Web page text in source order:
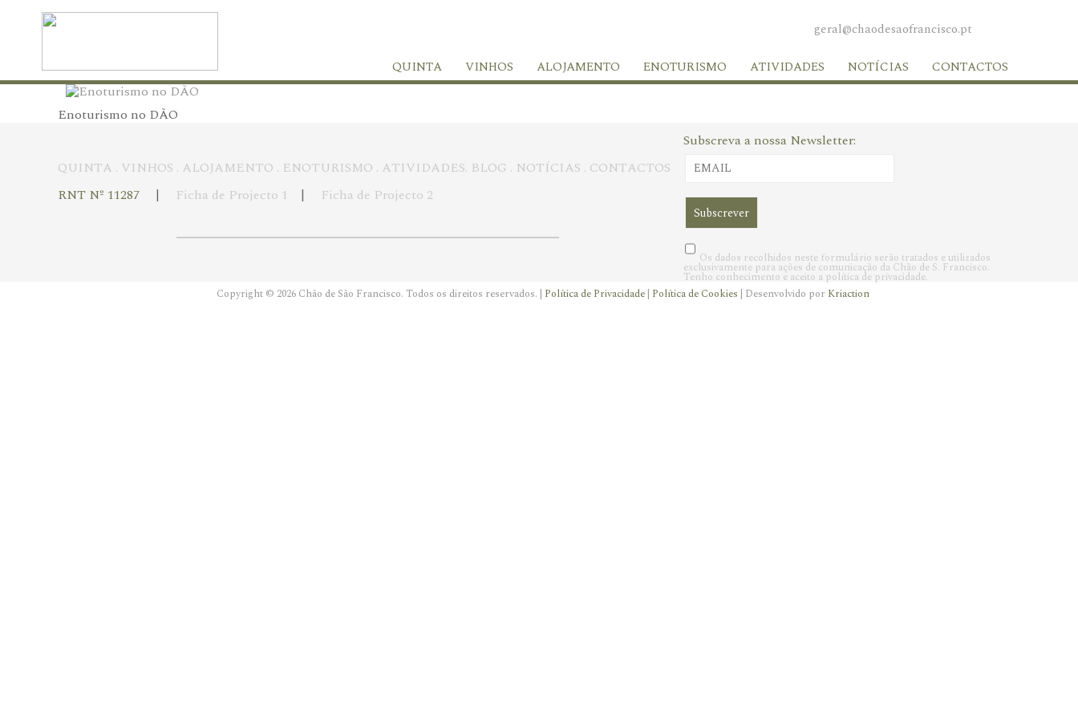
geral@chaodesaofrancisco.pt
QUINTA VINHOS ALOJAMENTO ENOTURISMO ATIVIDADES NOTÍCIAS CONTACTOS
Enoturismo no DÃO
QUINTA . VINHOS . ALOJAMENTO . ENOTURISMO . ATIVIDADES. BLOG . NOTÍCIAS . CONTACTOS
RNT Nº 11287 | Ficha de Projecto 1 | Ficha de Projecto 2
Subscreva a nossa Newsletter:
Os dados recolhidos neste formulário serão tratados e utilizados
exclusivamente para ações de comunicação da Chão de S. Francisco.
Tenho conhecimento e aceito a política de privacidade.
Copyright © 2026 Chão de São Francisco. Todos os direitos reservados. | Política de Privacidade | Política de Cookies | Desenvolvido por Kriaction